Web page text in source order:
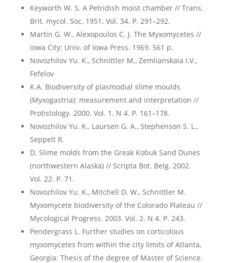
Keyworth W. S. A Petridish moist chamber // Trans.
Brit. mycol. Soc. 1951. Vol. 34. P. 291–292.
Martin G. W., Alexopoulos C. J. The Myxomycetes //
Iowa City: Univ. of Iowa Press. 1969. 561 p.
Novozhilov Yu. K., Schnittler M., Zemlianskaia I.V.,
Fefelov
K.A. Biodiversity of plasmodial slime moulds
(Myxogastria): measurement and interpretation //
Protistology. 2000. Vol. 1. N 4. P. 161–178.
Novozhilov Yu. K., Laursen G. A., Stephenson S. L.,
Seppelt R.
D. Slime molds from the Greak Kobuk Sand Dunes
(northwestern Alaska) // Scripta Bot. Belg. 2002.
Vol. 22. P. 71.
Novozhilov Yu. K., Mitchell D. W., Schnittler M.
Myxomycete biodiversity of the Colorado Plateau //
Mycological Progress. 2003. Vol. 2. N 4. P. 243.
Pendergrass L. Further studies on corticolous
myxomycetes from within the city limits of Atlanta,
Georgia: Thesis of the degree of Master of Science.